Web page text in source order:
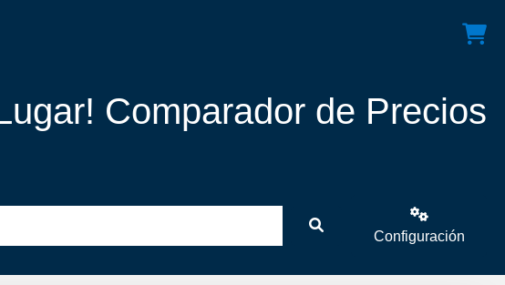
Comparador de Precios
Configuración